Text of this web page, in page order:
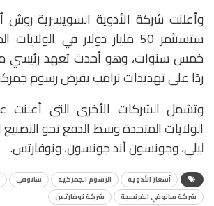
وأعلنت شركة الأدوية السويسرية روش
ستستثمر 50 مليار دولار في
خمس سنوات، وهو أحدث تعهد رئيسي
ردًا على تهديدات ترامب بفرض رسوم
وتشمل الشركات الأخرى التي أعلنت
الولايات المتحدة وسط الدفع نحو
ليلي، وجونسون آند جونسون، ونوفارتس.
أسعار الأدوية الرسوم الجمركية سانوفي
شركة سانوفي الفرنسية
شركة نوفارتس